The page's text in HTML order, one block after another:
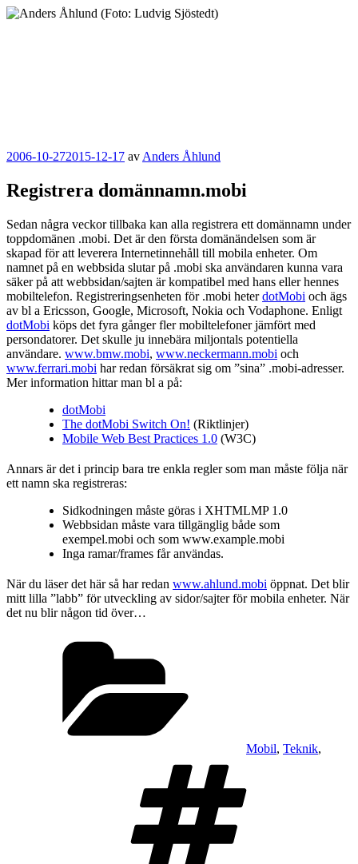
Hoppa
Publicerat
2006-10-272015-12-17 av Anders Åhlund
Registrera domännamn.mobi
Sedan några veckor tillbaka kan alla registrera ett domännamn under
toppdomänen .mobi. Det är den första domänändelsen som är
skapad för att leverera Internetinnehåll till mobila enheter. Om
namnet på en webbsida slutar på .mobi ska användaren kunna vara
säker på att webbsidan/sajten är kompatibel med hans eller hennes
mobiltelefon. Registreringsenheten för .mobi heterdotMobi och ägs
av bl a Ericsson, Google, Microsoft, Nokia och Vodaphone. Enligt
dotMobi köps det fyra gånger fler mobiltelefoner jämfört med
persondatorer. Det skulle ju innebära miljontals potentiella
användare. www.bmw.mobi, www.neckermann.mobi och
www.ferrari.mobi har redan försäkrat sig om ”sina” .mobi-adresser.
Mer information hittar man bl a på:
dotMobi
The dotMobi Switch On! (Riktlinjer)
Mobile Web Best Practices 1.0 (W3C)
Annars är det i princip bara tre enkla regler som man måste följa när
ett namn ska registreras:
Sidkodningen måste göras i XHTMLMP 1.0
Webbsidan måste vara tillgänglig både som
exempel.mobi och som www.example.mobi
Inga ramar/frames får användas.
När du läser det här så har redan www.ahlund.mobi öppnat. Det blir
mitt lilla ”labb” för utveckling av sidor/sajter för mobila enheter. När
det nu blir någon tid över…
Mobil, Teknik,